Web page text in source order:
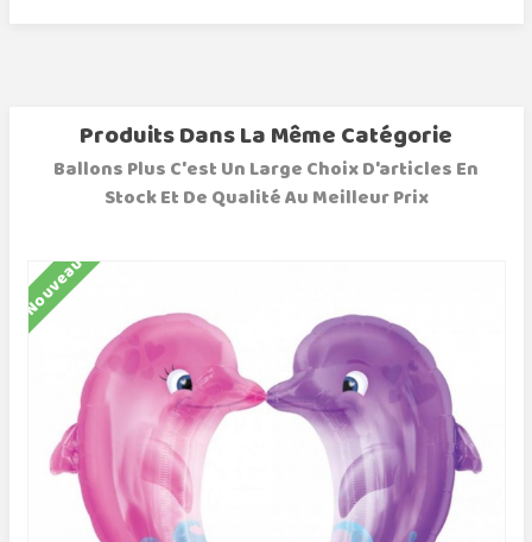
Produits Dans La Même Catégorie
Ballons Plus C'est Un Large Choix D'articles En
Stock Et De Qualité Au Meilleur Prix
Nouveau